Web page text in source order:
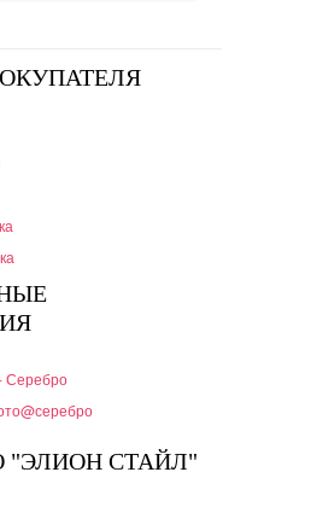
Серебро
"ЭЛИОН СТАЙЛ"